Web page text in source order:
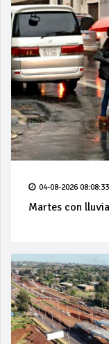
04-08-2026 08:08:33
Martes con